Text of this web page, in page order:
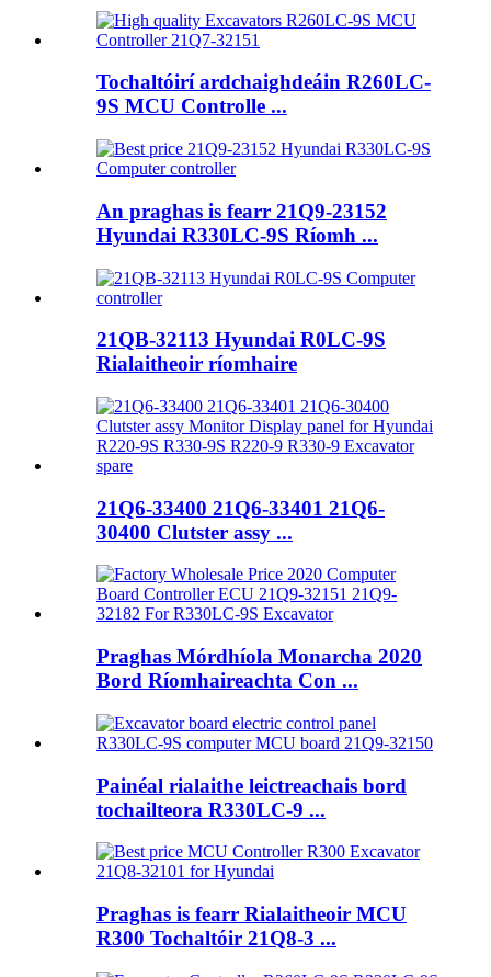
Tochaltóirí ardchaighdeáin R260LC-
9S MCU Controlle ...
An praghas is fearr 21Q9-23152
Hyundai R330LC-9S Ríomh ...
21QB-32113 Hyundai R0LC-9S
Rialaitheoir ríomhaire
21Q6-33400 21Q6-33401 21Q6-
30400 Clutster assy ...
Praghas Mórdhíola Monarcha 2020
Bord Ríomhaireachta Con ...
Painéal rialaithe leictreachais bord
tochailteora R330LC-9 ...
Praghas is fearr Rialaitheoir MCU
R300 Tochaltóir 21Q8-3 ...